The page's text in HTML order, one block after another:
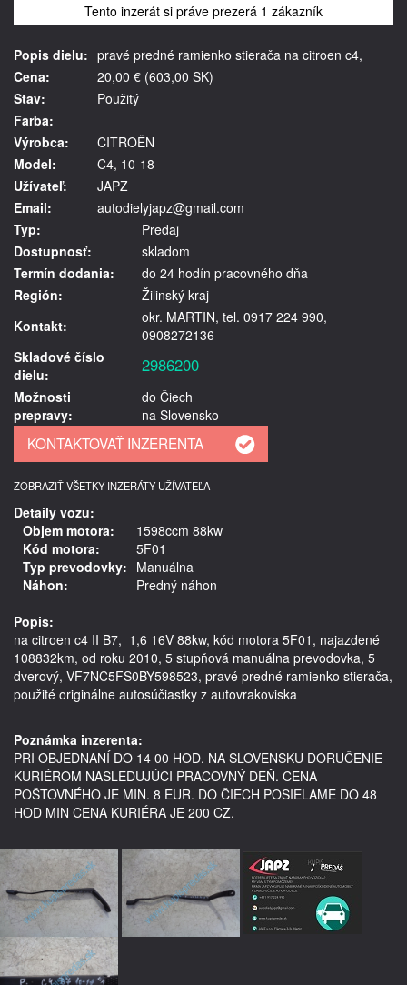
Tento inzerát si práve prezerá 1 zákazník
Popis dielu: pravé predné ramienko stierača na citroen c4,
Cena:
20,00 € (603,00 SK)
Stav:
Použitý
Farba:
Výrobca:
CITROËN
Model:
C4, 10-18
Užívateľ:
JAPZ
Email:
autodielyjapz@gmail.com
Typ:
Predaj
Dostupnosť:
skladom
Termín dodania:
do 24 hodín pracovného dňa
Región:
Žilinský kraj
Kontakt:
okr. MARTIN, tel. 0917 224 990,
0908272136
Skladové číslo
dielu:
2986200
Možnosti
prepravy:
do Čiech
na Slovensko
ZOBRAZIŤ VŠETKY INZERÁTY UŽÍVATEĽA
Detaily vozu:
Objem motora:
1598ccm 88kw
Kód motora:
5F01
Typ prevodovky: Manuálna
Náhon:
Predný náhon
Popis:
na citroen c4 II B7,  1,6 16V 88kw, kód motora 5F01, najazdené
108832km, od roku 2010, 5 stupňová manuálna prevodovka, 5
dverový, VF7NC5FS0BY598523, pravé predné ramienko stierača,
použité originálne autosúčiastky z autovrakoviska
Poznámka inzerenta:
PRI OBJEDNANÍ DO 14 00 HOD. NA SLOVENSKU DORUČENIE
KURIÉROM NASLEDUJÚCI PRACOVNÝ DEŇ. CENA
POŠTOVNÉHO JE MIN. 8 EUR. DO ČIECH POSIELAME DO 48
HOD MIN CENA KURIÉRA JE 200 CZ.